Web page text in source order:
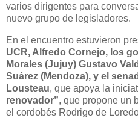
varios dirigentes para
nuevo grupo de legisladores.
En el encuentro estuvieron
UCR, Alfredo Cornejo, los
Morales (Jujuy) Gustavo
Suárez (Mendoza), y el
Lousteau, que apoya la
renovador”, que propone un
el cordobés Rodrigo de